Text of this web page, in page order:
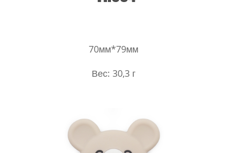
70мм*79мм
Вес: 30,3 г